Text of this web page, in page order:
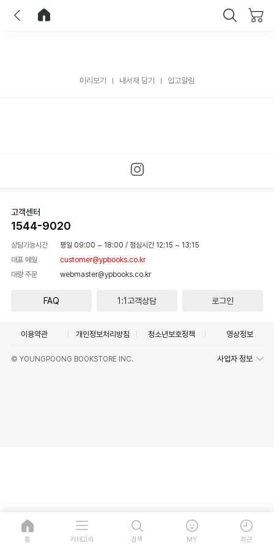
미리보기 내서재 담기 입고알림
고객센터
1544-9020
상담가능시간 평일 09:00 ~ 18:00 / 점심시간 12:15 ~ 13:15
대표 메일
customer@ypbooks.co.kr
대량 주문
webmaster@ypbooks.co.kr
FAQ 1:1고객상담 로그인
이용약관 개인정보처리방침 청소년보호정책 영상정보
© YOUNGPOONG BOOKSTORE INC. 사업자 정보
홈 카테고리 검색 MY 최근